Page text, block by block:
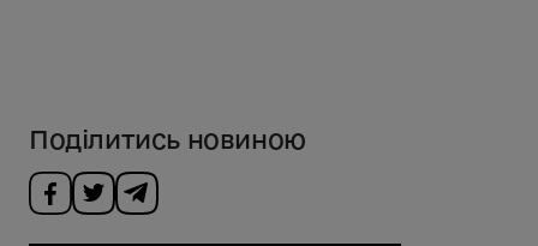
Поділитись новиною